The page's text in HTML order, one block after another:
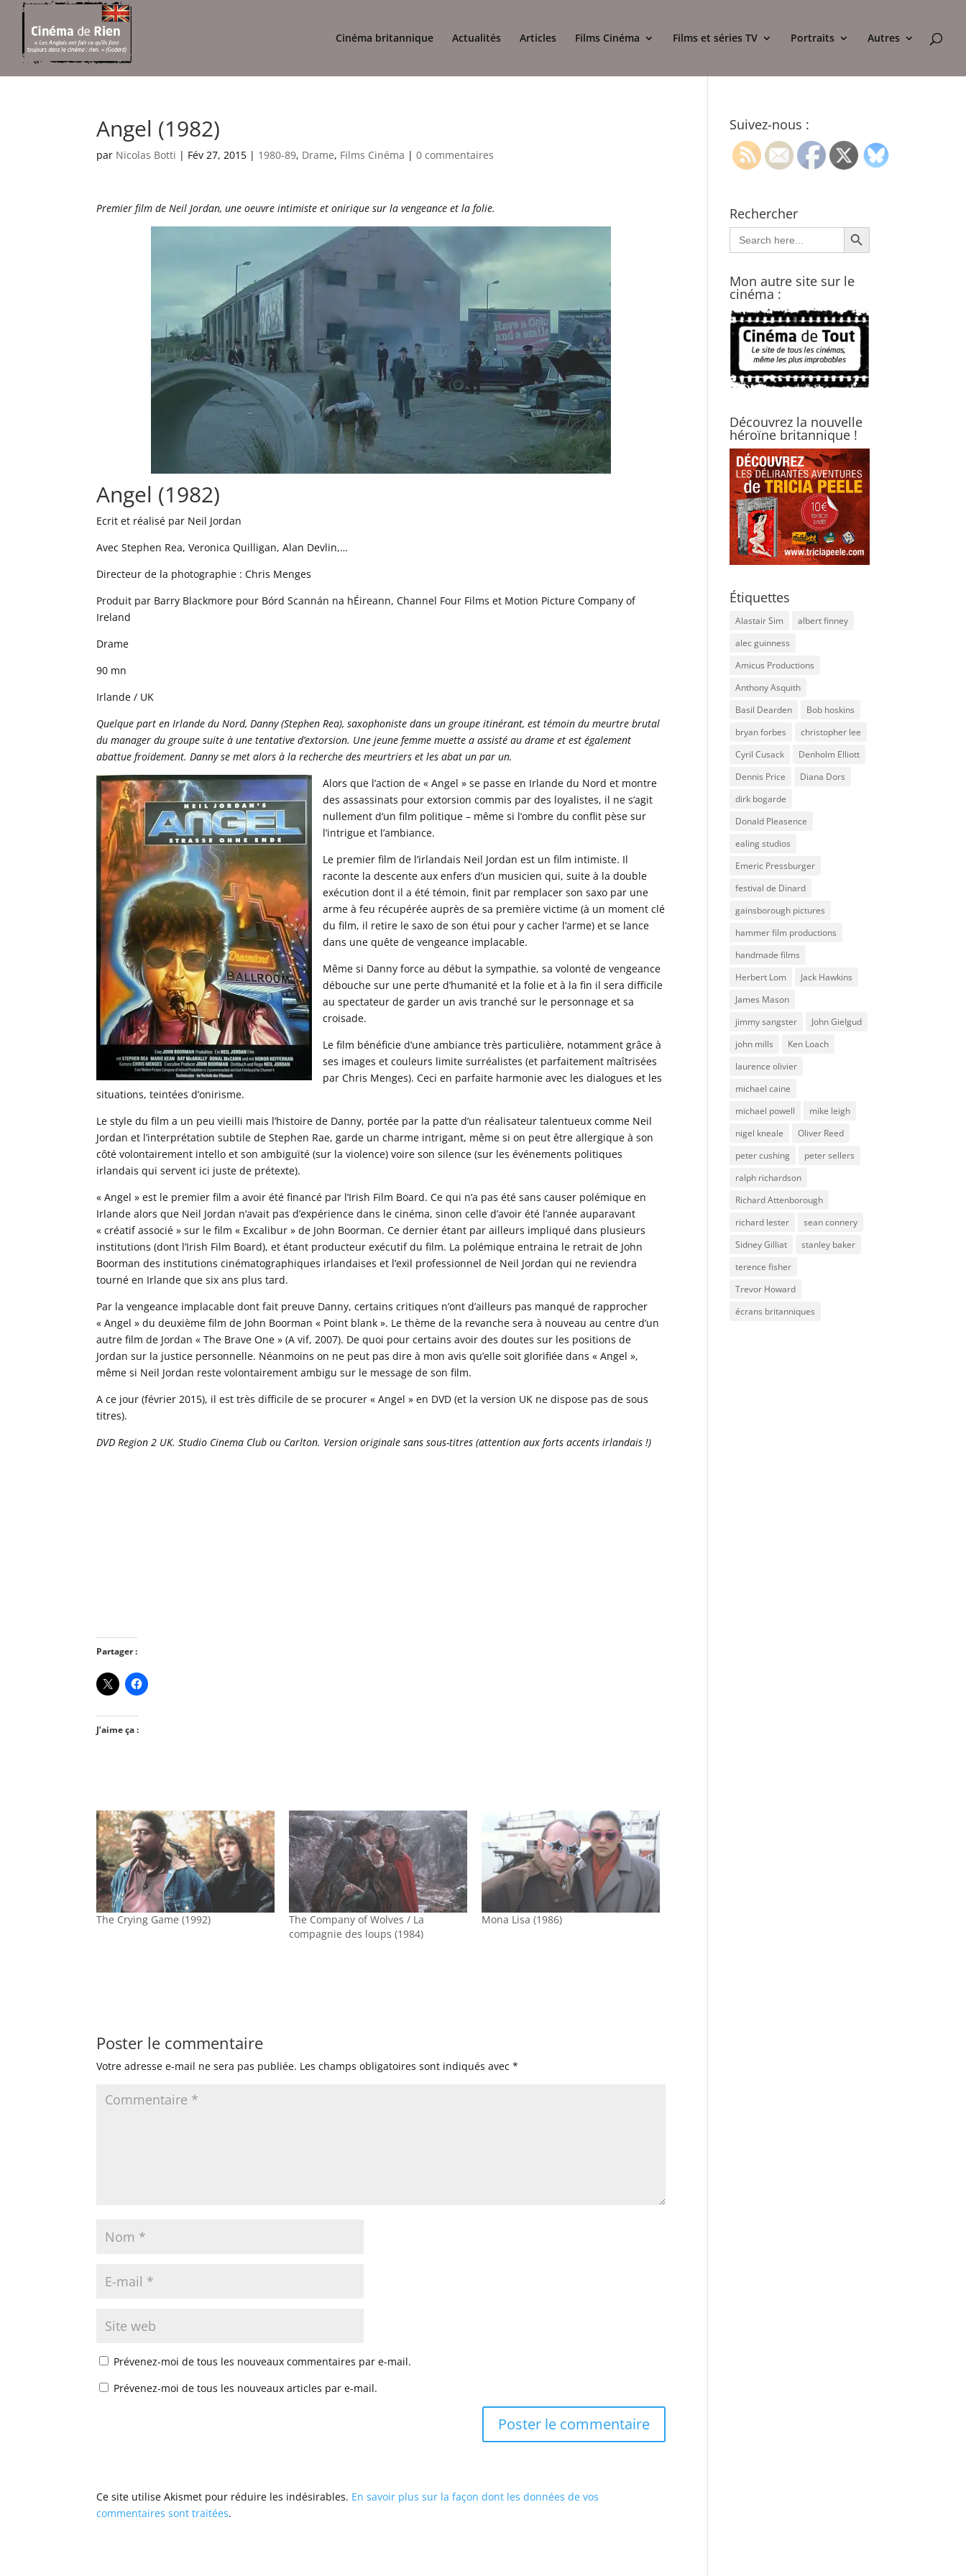
Cinéma britannique Actualités Articles Films Cinéma Films et séries TV Portraits Autres
Angel (1982)
par Nicolas Botti | Fév 27, 2015 | 1980-89, Drame, Films Cinéma |0 commentaires
Premier film de Neil Jordan, une oeuvre intimiste et onirique sur la vengeance et la folie.
Angel (1982)
Ecrit et réalisé par Neil Jordan
Avec Stephen Rea, Veronica Quilligan, Alan Devlin,…
Directeur de la photographie : Chris Menges
Produit par Barry Blackmore pour Bórd Scannán na hÉireann, Channel Four Films et Motion Picture Company of
Ireland
Drame
90 mn
Irlande / UK
Quelque part en Irlande du Nord, Danny (Stephen Rea), saxophoniste dans un groupe itinérant, est témoin du meurtre brutal
du manager du groupe suite à une tentative d’extorsion. Une jeune femme muette a assisté au drame et est également
abattue froidement. Danny se met alors à la recherche des meurtriers et les abat un par un.
Alors que l’action de « Angel » se passe en Irlande du Nord et montre
des assassinats pour extorsion commis par des loyalistes, il ne s’agit
nullement d’un film politique – même si l’ombre du conflit pèse sur
l’intrigue et l’ambiance.
Le premier film de l’irlandais Neil Jordan est un film intimiste. Il
raconte la descente aux enfers d’un musicien qui, suite à la double
exécution dont il a été témoin, finit par remplacer son saxo par une
arme à feu récupérée auprès de sa première victime (à un moment clé
du film, il retire le saxo de son étui pour y cacher l’arme) et se lance
dans une quête de vengeance implacable.
Même si Danny force au début la sympathie, sa volonté de vengeance
débouche sur une perte d’humanité et la folie et à la fin il sera difficile
au spectateur de garder un avis tranché sur le personnage et sa
croisade.
Le film bénéficie d’une ambiance très particulière, notamment grâce à
ses images et couleurs limite surréalistes (et parfaitement maîtrisées
par Chris Menges). Ceci en parfaite harmonie avec les dialogues et les
situations, teintées d’onirisme.
Le style du film a un peu vieilli mais l’histoire de Danny, portée par la patte d’un réalisateur talentueux comme Neil
Jordan et l’interprétation subtile de Stephen Rae, garde un charme intrigant, même si on peut être allergique à son
côté volontairement intello et son ambiguïté (sur la violence) voire son silence (sur les événements politiques
irlandais qui servent ici juste de prétexte).
« Angel » est le premier film a avoir été financé par l’Irish Film Board. Ce qui n’a pas été sans causer polémique en
Irlande alors que Neil Jordan n’avait pas d’expérience dans le cinéma, sinon celle d’avoir été l’année auparavant
« créatif associé » sur le film « Excalibur » de John Boorman. Ce dernier étant par ailleurs impliqué dans plusieurs
institutions (dont l’Irish Film Board), et étant producteur exécutif du film. La polémique entraina le retrait de John
Boorman des institutions cinématographiques irlandaises et l’exil professionnel de Neil Jordan qui ne reviendra
tourné en Irlande que six ans plus tard.
Par la vengeance implacable dont fait preuve Danny, certains critiques n’ont d’ailleurs pas manqué de rapprocher
« Angel » du deuxième film de John Boorman « Point blank ». Le thème de la revanche sera à nouveau au centre d’un
autre film de Jordan « The Brave One » (A vif, 2007). De quoi pour certains avoir des doutes sur les positions de
Jordan sur la justice personnelle. Néanmoins on ne peut pas dire à mon avis qu’elle soit glorifiée dans « Angel »,
même si Neil Jordan reste volontairement ambigu sur le message de son film.
A ce jour (février 2015), il est très difficile de se procurer « Angel » en DVD (et la version UK ne dispose pas de sous
titres).
DVD Region 2 UK. Studio Cinema Club ou Carlton. Version originale sans sous-titres (attention aux forts accents irlandais !)
Partager :
J’aime ça :
The Crying Game (1992)
The Company of Wolves / La
compagnie des loups (1984)
Mona Lisa (1986)
Poster le commentaire
Votre adresse e-mail ne sera pas publiée. Les champs obligatoires sont indiqués avec*
Prévenez-moi de tous les nouveaux commentaires par e-mail.
Prévenez-moi de tous les nouveaux articles par e-mail.
Ce site utilise Akismet pour réduire les indésirables. En savoir plus sur la façon dont les données de vos
commentaires sont traitées.
Suivez-nous :
Rechercher
Search
for:
Search Button
Mon autre site sur le
cinéma :
Découvrez la nouvelle
héroïne britannique !
Étiquettes
Alastair Sim
albert finney
alec guinness
Amicus Productions
Anthony Asquith
Basil Dearden
Bob hoskins
bryan forbes
christopher lee
Cyril Cusack
Denholm Elliott
Dennis Price
Diana Dors
dirk bogarde
Donald Pleasence
ealing studios
Emeric Pressburger
festival de Dinard
gainsborough pictures
hammer film productions
handmade films
Herbert Lom
Jack Hawkins
James Mason
jimmy sangster
John Gielgud
john mills
Ken Loach
laurence olivier
michael caine
michael powell
mike leigh
nigel kneale
Oliver Reed
peter cushing
peter sellers
ralph richardson
Richard Attenborough
richard lester
sean connery
Sidney Gilliat
stanley baker
terence fisher
Trevor Howard
écrans britanniques